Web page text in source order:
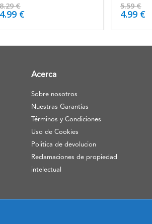
8.29€
4.99 €
5.59€
4.99 €
Acerca
Sobre nosotros
Nuestras Garantías
Términos y Condiciones
Uso de Cookies
Politica de devolucion
Reclamaciones de propiedad
intelectual